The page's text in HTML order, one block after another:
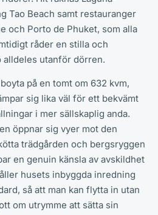
Tao Beach samt restauranger
och Porto de Phuket, som alla
råder en stilla och
alldeles utanför dörren.
på en tomt om 632 kvm,
sig lika väl för ett bekvämt
i mer sällskaplig anda.
öppnar sig vyer mot den
trädgården och bergsryggen
en genuin känsla av avskildhet
husets inbyggda inredning
så att man kan flytta in utan
om utrymme att sätta sin